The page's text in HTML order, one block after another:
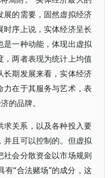
展的需要，固然虚拟经济
序上说，实体经济呈长
是一种动能，体现出虚拟
两者表现为统计上均值
长期发展来看，实体经济
在于其服务与艺术，表
的品牌。
求关系，以及各种投入要
并且可以控制的。但虚拟
会分散资金以市场规则
“合法赌场”的成分，这